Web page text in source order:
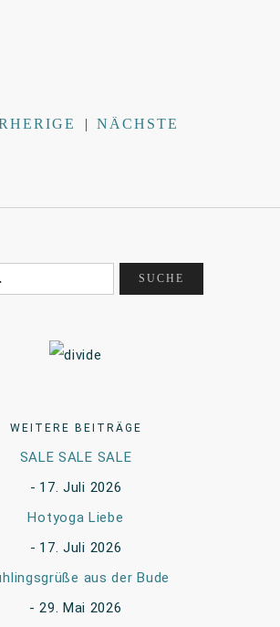
| NÄCHSTE
WEITERE BEITRÄGE
SALE SALE SALE
17. Juli 2026
Hotyoga Liebe
17. Juli 2026
aus der Bude
29. Mai 2026